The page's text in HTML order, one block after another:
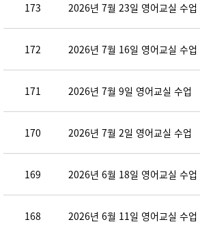
173 2026년 7월 23일 영어교실 수업
172 2026년 7월 16일 영어교실 수업
171 2026년 7월 9일 영어교실 수업
170 2026년 7월 2일 영어교실 수업
169 2026년 6월 18일 영어교실 수업
168 2026년 6월 11일 영어교실 수업